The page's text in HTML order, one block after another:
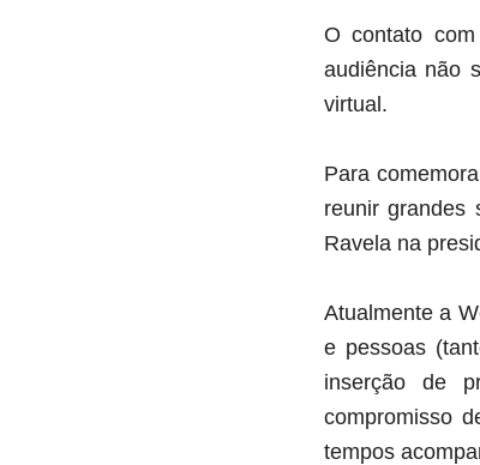
O contato
audiência não
virtual.
Para
reunir grandes
Ravela na
Atualmente a
e pessoas
inserção de
compromisso
tempos